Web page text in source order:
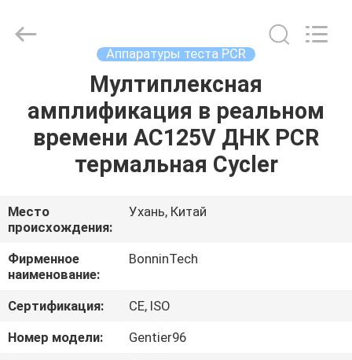
ПРОДУКТЫ
О
НАС
ПУТЕШЕСТВИЕ
ФАБРИКИ
Reserved.
Developed
Аппаратуры теста PCR
Мултиплексная
амплификация в реальном
времени AC125V ДНК PCR
термальная Cycler
Место
происхождения:
Ухань, Китай
Фирменное
наименование:
BonninTech
Сертификация:
CE, ISO
Номер модели:
Gentier96